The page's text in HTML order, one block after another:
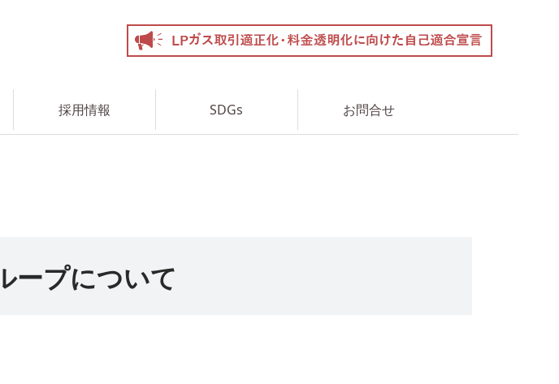
採用情報 SDGs お問合せ
ープについて